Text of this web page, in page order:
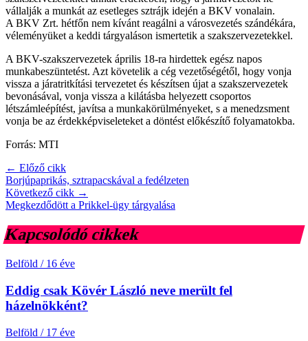
vállalják a munkát az esetleges sztrájk idején a BKV vonalain.
A BKV Zrt. hétfőn nem kívánt reagálni a városvezetés szándékára,
véleményüket a keddi tárgyaláson ismertetik a szakszervezetekkel.
A BKV-szakszervezetek április 18-ra hirdettek egész napos
munkabeszüntetést. Azt követelik a cég vezetőségétől, hogy vonja
vissza a járatritkítási tervezetet és készítsen újat a szakszervezetek
bevonásával, vonja vissza a kilátásba helyezett csoportos
létszámleépítést, javítsa a munkakörülményeket, s a menedzsment
vonja be az érdekképviseleteket a döntést előkészítő folyamatokba.
Forrás: MTI
← Előző cikk
Borjúpaprikás, sztrapacskával a fedélzeten
Következő cikk →
Megkezdődött a Prikkel-ügy tárgyalása
Kapcsolódó cikkek
Belföld / 16 éve
Eddig csak Kövér László neve merült fel
házelnökként?
Belföld / 17 éve